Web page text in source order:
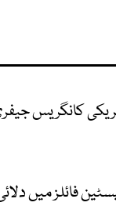
کانگریس
فائلز میں